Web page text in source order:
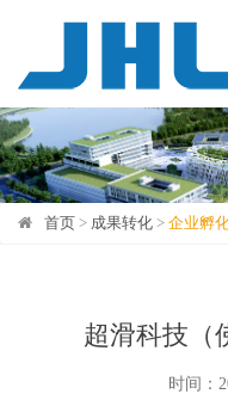
首页 > 成果转化 > 企业孵
超滑科技（
时间：